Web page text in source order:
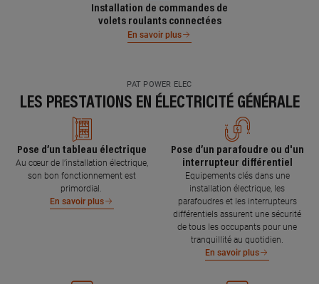
Installation de commandes de
volets roulants connectées
En savoir plus
PAT POWER ELEC
LES PRESTATIONS EN ÉLECTRICITÉ GÉNÉRALE
Pose d’un tableau électrique
Au cœur de l’installation électrique,
son bon fonctionnement est
primordial.
En savoir plus
Pose d’un parafoudre ou d'un
interrupteur différentiel
Equipements clés dans une
installation électrique, les
parafoudres et les interrupteurs
différentiels assurent une sécurité
de tous les occupants pour une
tranquillité au quotidien.
En savoir plus